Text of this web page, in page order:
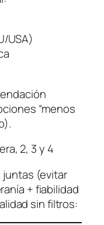
USA)
“menos
2, 3 y 4
(evitar
+ fiabilidad
sin filtros: